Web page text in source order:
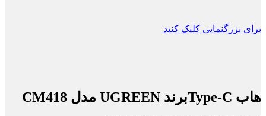
برای بزرگنمایی کلیک کنید
هاب Type-Cبرند UGREEN مدل CM418